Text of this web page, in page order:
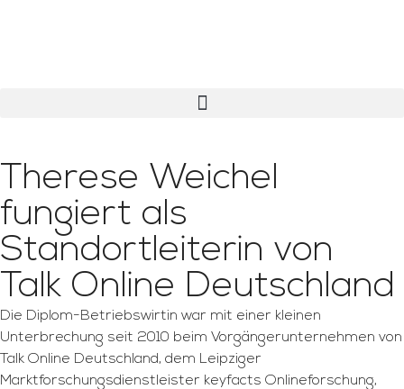
Therese Weichel
fungiert als
Standortleiterin von
Talk Online Deutschland
Die Diplom-Betriebswirtin war mit einer kleinen
Unterbrechung seit 2010 beim Vorgängerunternehmen von
Talk Online Deutschland, dem Leipziger
Marktforschungsdienstleister keyfacts Onlineforschung,